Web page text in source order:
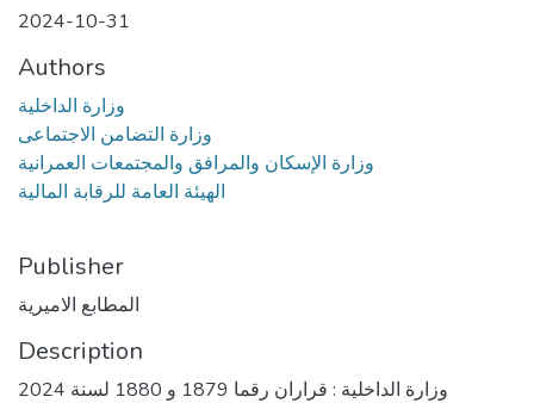
2024-10-31
Authors
وزارة الداخلية
وزارة التضامن الاجتماعى
وزارة الإسكان والمرافق والمجتمعات العمرانية
الهيئة العامة للرقابة المالية
Publisher
المطابع الاميرية
Description
وزارة الداخلية : قراران رقما 1879 و 1880 لسنة 2024